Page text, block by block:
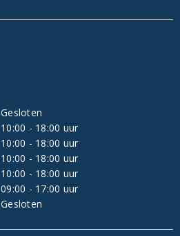
Gesloten
10:00 - 18:00 uur
10:00 - 18:00 uur
10:00 - 18:00 uur
10:00 - 18:00 uur
09:00 - 17:00 uur
Gesloten